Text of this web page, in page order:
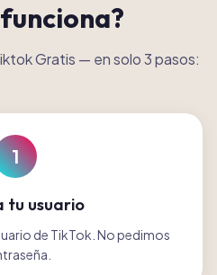
Gratis — en solo 3 pasos:
1
tu usuario
de TikTok. No pedimos